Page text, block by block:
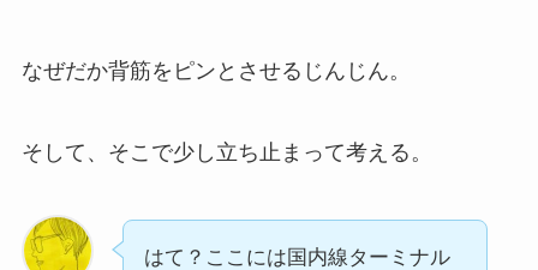
なぜだか背筋をピンとさせるじんじん。
そして、そこで少し立ち止まって考える。
はて？ここには国内線ターミナル